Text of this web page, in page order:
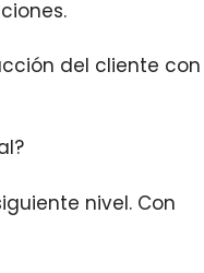
del cliente con
nivel. Con